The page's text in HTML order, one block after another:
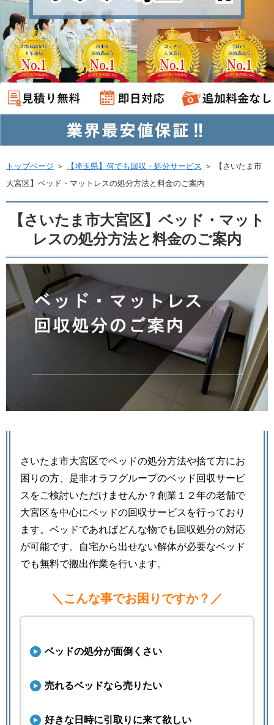
トップページ ＞ 【埼玉県】何でも回収・処分サービス ＞
【さいたま市
大宮区】ベッド・マットレスの処分方法と料金のご案内
【さいたま市大宮区】ベッド・マット
レスの処分方法と料金のご案内
さいたま市大宮区でベッドの処分方法や捨て方にお
困りの方、是非オラフグループのベッド回収サービ
スをご検討いただけませんか？創業１２年の老舗で
大宮区を中心にベッドの回収サービスを行っており
ます。ベッドであればどんな物でも回収処分の対応
が可能です。自宅から出せない解体が必要なベッド
でも無料で搬出作業を行います。
＼こんな事でお困りですか？／
ベッドの処分が面倒くさい
売れるベッドなら売りたい
好きな日時に引取りに来て欲しい